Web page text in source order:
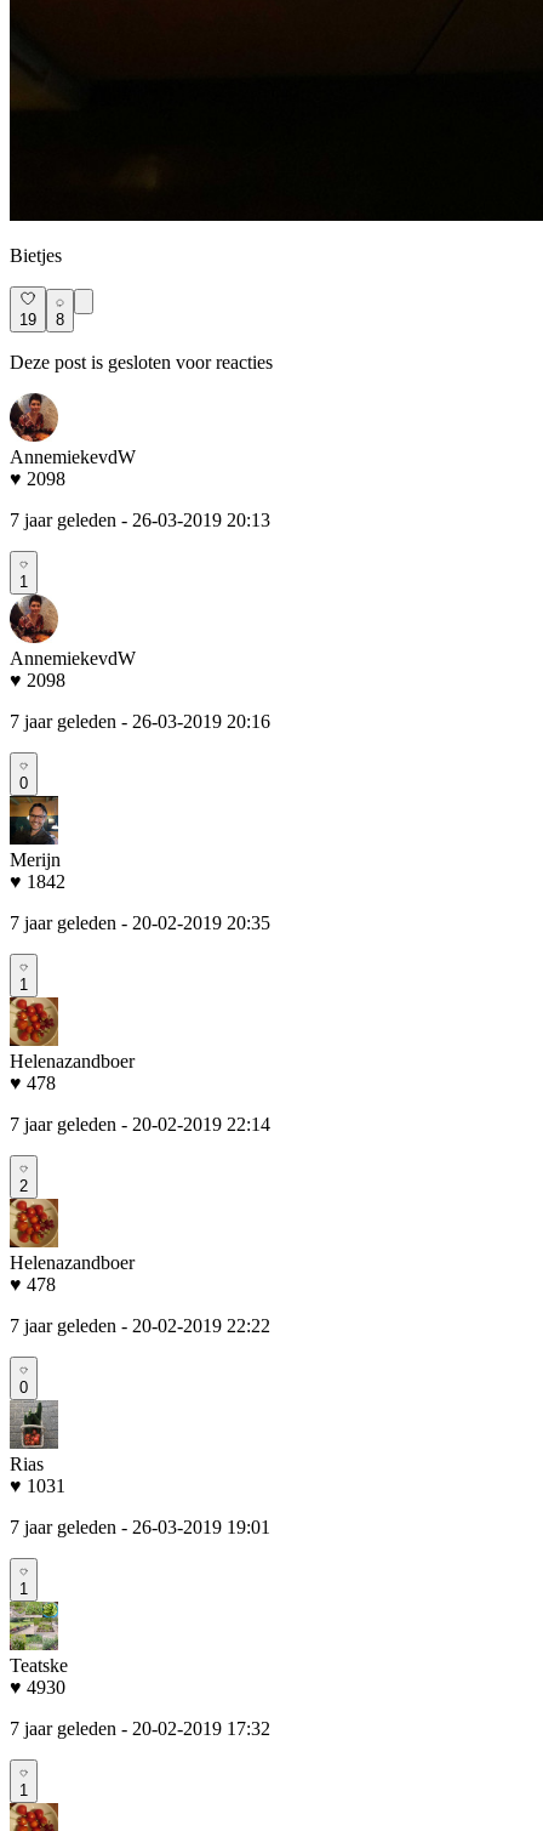
Bietjes
19 8
Deze post is gesloten voor reacties
AnnemiekevdW
♥ 2098
7 jaar geleden - 26-03-2019 20:13
1
AnnemiekevdW
♥ 2098
7 jaar geleden - 26-03-2019 20:16
0
Merijn
♥ 1842
7 jaar geleden - 20-02-2019 20:35
1
Helenazandboer
♥ 478
7 jaar geleden - 20-02-2019 22:14
2
Helenazandboer
♥ 478
7 jaar geleden - 20-02-2019 22:22
0
Rias
♥ 1031
7 jaar geleden - 26-03-2019 19:01
1
Teatske
♥ 4930
7 jaar geleden - 20-02-2019 17:32
1